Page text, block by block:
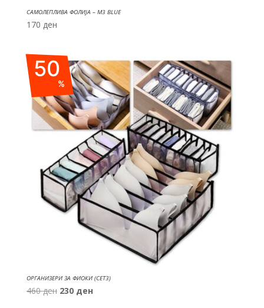
САМОЛЕПЛИВА ФОЛИЈА – M3 BLUE
170 ден
50
%
ОРГАНИЗЕРИ ЗА ФИОКИ (СЕТ3)
460ден Original
230 денCurrent